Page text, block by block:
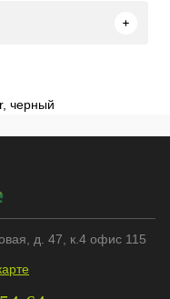
черный
д. 47, к.4 офис 115